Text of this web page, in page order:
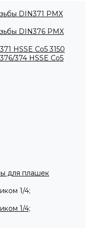
DIN371 PMX
DIN376 PMX
HSSE Co5 3150
374 HSSE Co5
для плашек
1/4;
1/4;